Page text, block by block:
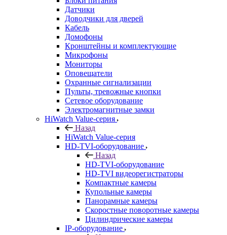
Датчики
Доводчики для дверей
Кабель
Домофоны
Кронштейны и комплектующие
Микрофоны
Мониторы
Оповещатели
Охранные сигнализации
Пульты, тревожные кнопки
Сетевое оборудование
Электромагнитные замки
HiWatch Value-серия
Назад
HiWatch Value-серия
HD-TVI-оборудование
Назад
HD-TVI-оборудование
HD-TVI видеорегистраторы
Компактные камеры
Купольные камеры
Панорамные камеры
Скоростные поворотные камеры
Цилиндрические камеры
IP-оборудование